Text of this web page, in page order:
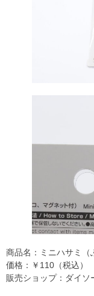
商品名：ミニハサミ（
価格：￥110（税込）
販売ショップ：ダイソ